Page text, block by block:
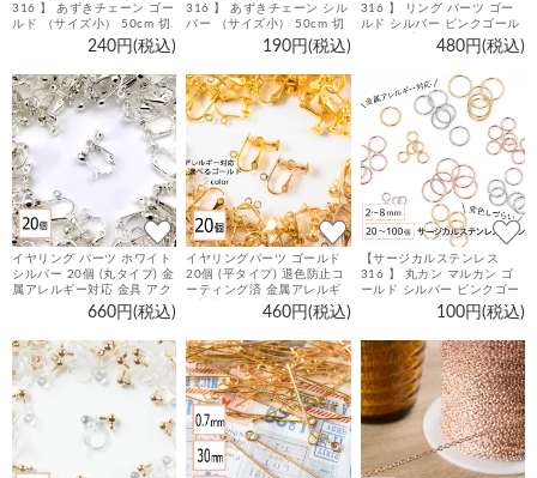
316 】 あずきチェーン ゴー
ルド （サイズ小） 50cm 切
り売り ネックレス ブレスレ
ット 金属アレルギー対策 ア
240円(税込)
316 】 あずきチェーン シル
バー （サイズ小） 50cm 切
り売り ネックレス ブレスレ
ット 金属アレルギー対策 ア
190円(税込)
316 】 リング パーツ ゴー
ルド シルバー ピンクゴール
ド タイプA 4mm / 6mm /
8mm 4個～10個 指輪 台座
480円(税込)
イヤリング パーツ ホワイト
シルバー 20個 (丸タイプ) 金
属アレルギー対応 金具 アク
セサリーパーツ 材料 素材
660円(税込)
イヤリングパーツ ゴールド
20個 (平タイプ) 退色防止コ
ーティング済 金属アレルギ
ー対応 金具 アクセサリーパ
ーツ 材料 素材460円(税込)
【サージカルステンレス
316 】 丸カン マルカン ゴ
ールド シルバー ピンクゴー
ルド 2mm 3mm 4mm 5mm
6mm 7mm 8mm ／20個～
具
100円(税込)